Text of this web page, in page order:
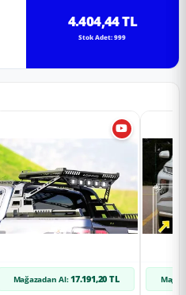
4.404,44 TL
Stok Adet: 999
Mağazadan Al: 17.191,20 TL